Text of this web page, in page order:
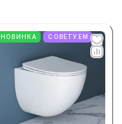
НОВИНКА СОВЕТУЕМ